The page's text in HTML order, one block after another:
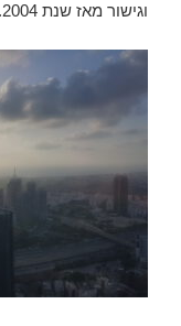
וגישור מאז שנת 2004.